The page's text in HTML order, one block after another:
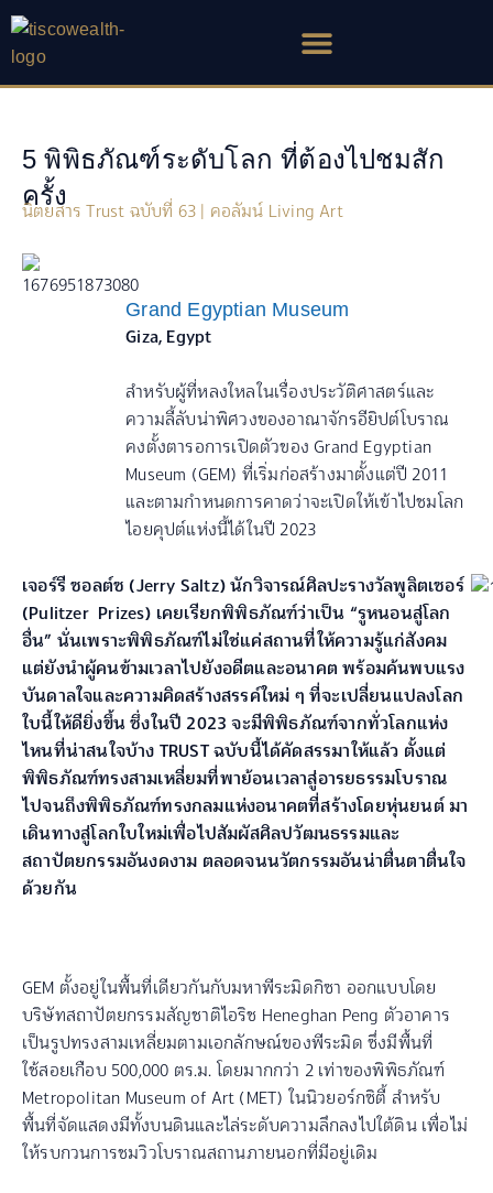
Skip
content
5 พิพิธภัณฑ์ระดับโลก ที่ต้องไปชมสัก
ครั้ง
นิตยสาร Trust ฉบับที่ 63 | คอลัมน์ Living Art
Grand Egyptian Museum
Giza, Egypt
สำหรับผู้ที่หลงใหลในเรื่องประวัติศาสตร์และ
ความลี้ลับน่าพิศวงของอาณาจักรอียิปต์โบราณ
คงตั้งตารอการเปิดตัวของ Grand Egyptian
Museum (GEM) ที่เริ่มก่อสร้างมาตั้งแต่ปี 2011
และตามกำหนดการคาดว่าจะเปิดให้เข้าไปชมโลก
ไอยคุปต์แห่งนี้ได้ในปี 2023
เจอร์รี ซอลต์ซ (Jerry Saltz) นักวิจารณ์ศิลปะรางวัลพูลิตเซอร์
(Pulitzer Prizes) เคยเรียกพิพิธภัณฑ์ว่าเป็น “รูหนอนสู่โลก
อื่น” นั่นเพราะพิพิธภัณฑ์ไม่ใช่แค่สถานที่ให้ความรู้แก่สังคม
แต่ยังนำผู้คนข้ามเวลาไปยังอดีตและอนาคต พร้อมค้นพบแรง
บันดาลใจและความคิดสร้างสรรค์ใหม่ ๆ ที่จะเปลี่ยนแปลงโลก
ใบนี้ให้ดียิ่งขึ้น ซึ่งในปี 2023 จะมีพิพิธภัณฑ์จากทั่วโลกแห่ง
ไหนที่น่าสนใจบ้าง TRUST ฉบับนี้ได้คัดสรรมาให้แล้ว ตั้งแต่
พิพิธภัณฑ์ทรงสามเหลี่ยมที่พาย้อนเวลาสู่อารยธรรมโบราณ
ไปจนถึงพิพิธภัณฑ์ทรงกลมแห่งอนาคตที่สร้างโดยหุ่นยนต์ มา
เดินทางสู่โลกใบใหม่เพื่อไปสัมผัสศิลปวัฒนธรรมและ
สถาปัตยกรรมอันงดงาม ตลอดจนนวัตกรรมอันน่าตื่นตาตื่นใจ
ด้วยกัน
GEM ตั้งอยู่ในพื้นที่เดียวกันกับมหาพีระมิดกิซา ออกแบบโดย
บริษัทสถาปัตยกรรมสัญชาติไอริช Heneghan Peng ตัวอาคาร
เป็นรูปทรงสามเหลี่ยมตามเอกลักษณ์ของพีระมิด ซึ่งมีพื้นที่
ใช้สอยเกือบ 500,000 ตร.ม. โดยมากกว่า 2 เท่าของพิพิธภัณฑ์
Metropolitan Museum of Art (MET) ในนิวยอร์กซิตี้ สำหรับ
พื้นที่จัดแสดงมีทั้งบนดินและไล่ระดับความลึกลงไปใต้ดิน เพื่อไม่
ให้รบกวนการชมวิวโบราณสถานภายนอกที่มีอยู่เดิม